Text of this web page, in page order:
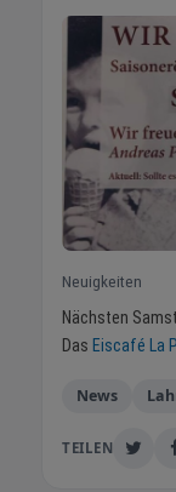
Neuigkeiten
Nächsten
Das Eiscafé La
News
TEILEN